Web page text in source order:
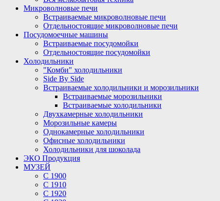
Микроволновые печи
Встраиваемые микроволновые печи
Отдельностоящие микроволновые печи
Посудомоечные машины
Встраиваемые посудомойки
Отдельностоящие посудомойки
Холодильники
"Комби" холодильники
Side By Side
Встраиваемые холодильники и морозильники
Встраиваемые морозильники
Встраиваемые холодильники
Двухкамерные холодильники
Морозильные камеры
Однокамерные холодильники
Офисные холодильники
Холодильники для шоколада
ЭКО Продукция
МУЗЕЙ
С 1900
С 1910
C 1920